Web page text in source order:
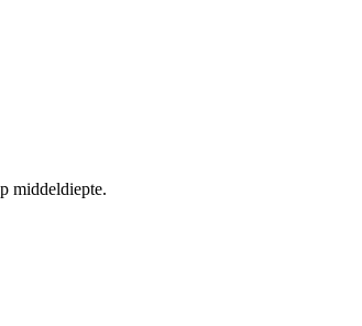
middeldiepte.